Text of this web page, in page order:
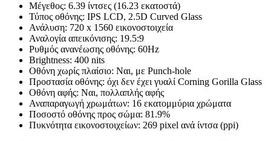
Μέγεθος: 6.39 ίντσες (16.23 εκατοστά)
Τύπος οθόνης: IPS LCD, 2.5D Curved Glass
Ανάλυση: 720 x 1560 εικονοστοιχεία
Αναλογία απεικόνισης: 19.5:9
Ρυθμός ανανέωσης οθόνης: 60Hz
Brightness: 400 nits
Οθόνη χωρίς πλαίσιο: Ναι, με Punch-hole
Προστασία οθόνης: όχι δεν έχει γυαλί Corning Gorilla Glass
Οθόνη αφής: Ναι, πολλαπλής αφής
Αναπαραγωγή χρωμάτων: 16 εκατομμύρια χρώματα
Ποσοστό οθόνης προς σώμα: 81.9%
Πυκνότητα εικονοστοιχείων: 269 pixel ανά ίντσα (ppi)